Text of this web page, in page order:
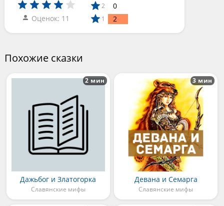
Оценок: 11
2 0
1 2
Похожие сказки
Дажьбог и Златогорка
Славянские мифы
2 мин
Девана и Семарга
Славянские мифы
3 мин